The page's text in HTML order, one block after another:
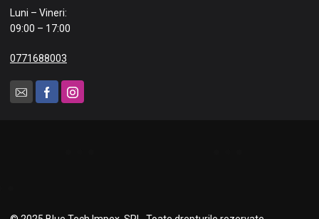
Luni – Vineri:
09:00 – 17:00
0771688003